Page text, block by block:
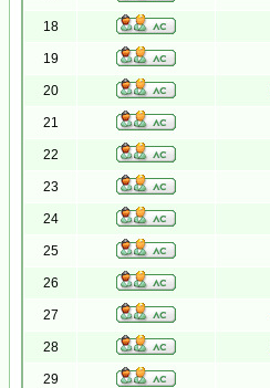
18
19
20
21
22
23
24
25
26
27
28
29